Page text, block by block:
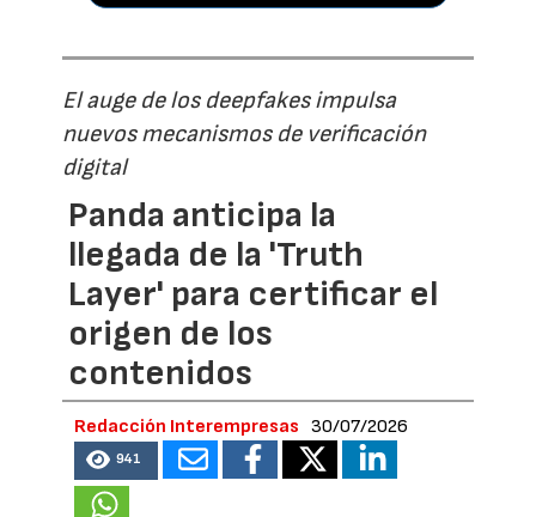
El auge de los deepfakes impulsa
nuevos mecanismos de verificación
digital
Panda anticipa la
llegada de la 'Truth
Layer' para certificar el
origen de los
contenidos
Redacción Interempresas 30/07/2026
941